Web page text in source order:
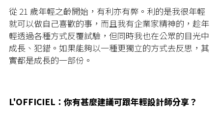
從 21 歲年輕之齡開始，有利亦有弊。利的是我很年輕
就可以做自己喜歡的事，而且我有企業家精神的，趁年
輕透過各種方式反覆試驗，但同時我也在公眾的目光中
成長、犯錯。如果能夠以一種更獨立的方式去反思，其
實都是成長的一部份。
L'OFFICIEL：你有甚麼建議可跟年輕設計師分享？